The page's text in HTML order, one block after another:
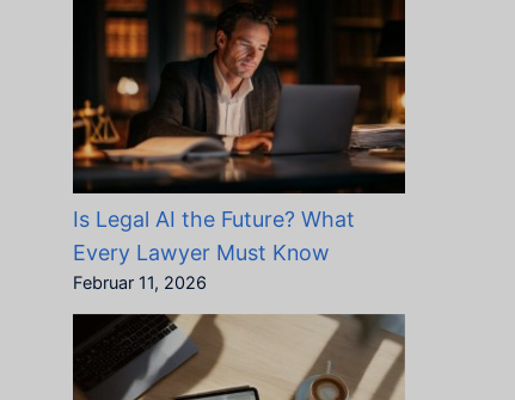
Is Legal AI the Future? What
Every Lawyer Must Know
Februar 11, 2026